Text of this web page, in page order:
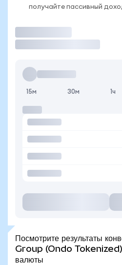
получайте пассивный
15м 30м 1ч
Посмотрите результаты
Group (Ondo Tokenized)
валюты